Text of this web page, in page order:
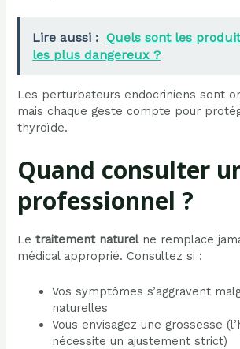
Lire aussi : Quels sont les
les plus dangereux ?
Les perturbateurs endocriniens sont
mais chaque geste compte pour
thyroïde.
Quand consulter
professionnel ?
Letraitement naturelne remplace
médical approprié. Consultez si :
Vos symptômes s’aggravent
naturelles
Vous envisagez une grossesse
nécessite un ajustement strict)